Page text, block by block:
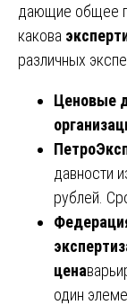
дающие общее
какова
различных
Ценовые
давности
рублей.
цена
один